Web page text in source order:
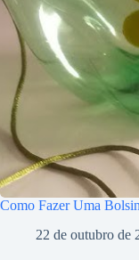
Como Fazer Uma
22 de outubro de